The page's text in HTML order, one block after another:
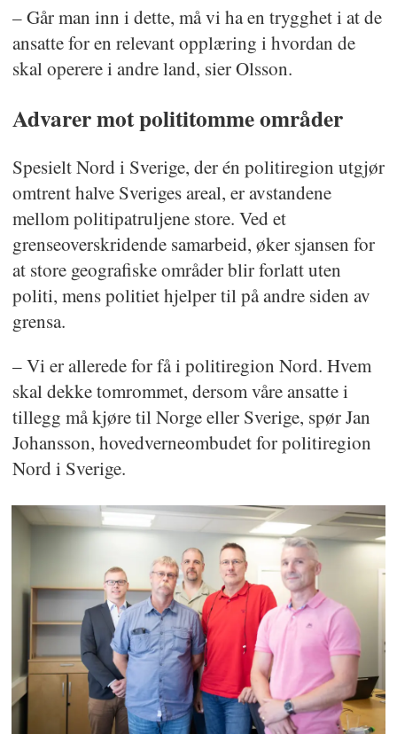
– Går man inn i dette, må vi ha en trygghet i at de
ansatte for en relevant opplæring i hvordan de
skal operere i andre land, sier Olsson.
Advarer mot polititomme områder
Spesielt Nord i Sverige, der én politiregion utgjør
omtrent halve Sveriges areal, er avstandene
mellom politipatruljene store. Ved et
grenseoverskridende samarbeid, øker sjansen for
at store geografiske områder blir forlatt uten
politi, mens politiet hjelper til på andre siden av
grensa.
– Vi er allerede for få i politiregion Nord. Hvem
skal dekke tomrommet, dersom våre ansatte i
tillegg må kjøre til Norge eller Sverige, spør Jan
Johansson, hovedverneombudet for politiregion
Nord i Sverige.